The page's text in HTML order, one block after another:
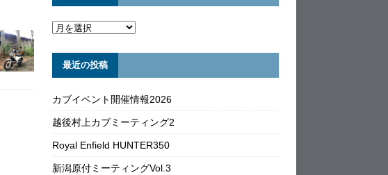
最近の投稿
カブイベント開催情報2026
越後村上カブミーティング2
Royal Enfield HUNTER350
新潟原付ミーティングVol.3